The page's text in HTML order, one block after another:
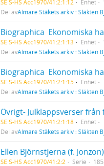
SE S-HS Acc1970/41:2:1:12 Enhet
Del avAlmare Stäkets arkiv : Släkten
Biographica  Ekonomiska
SE S-HS Acc1970/41:2:1:13 Enhet
Del avAlmare Stäkets arkiv : Släkten
Biographica  Ekonomiska
SE S-HS Acc1970/41:2:1:15
Enhet
Del avAlmare Stäkets arkiv : Släkten
Övrigt- Julklappsverser
SE S-HS Acc1970/41:2:1:18
Enhet
Del avAlmare Stäkets arkiv : Släkten
Ellen Björnstjerna (f. Jonzon)
SE S-HS Acc1970/41:2:2 Serie